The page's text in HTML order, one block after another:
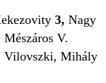
3, Nagy
Mészáros V.
Vilovszki, Mihály